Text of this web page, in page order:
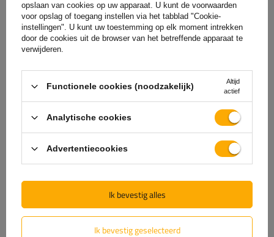
Levering
Stel uw vraag
Downloadbare bestanden(1)
Beoordelingen(2)
Aantal gedeelde oordelen: 2
opslaan van cookies op uw apparaat. U kunt de voorwaarden
voor opslag of toegang instellen via het tabblad "Cookie-
instellingen". U kunt uw toestemming op elk moment intrekken
door de cookies uit de browser van het betreffende apparaat te
verwijderen.
Functionele cookies (noodzakelijk)
Altijd
actief
Analytische cookies
Advertentiecookies
Ik bevestig geselecteerd
Ik bevestig alles